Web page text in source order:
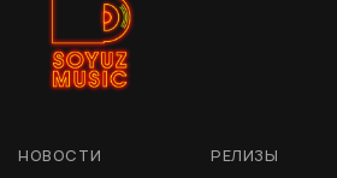
НОВОСТИ
РЕЛИЗЫ